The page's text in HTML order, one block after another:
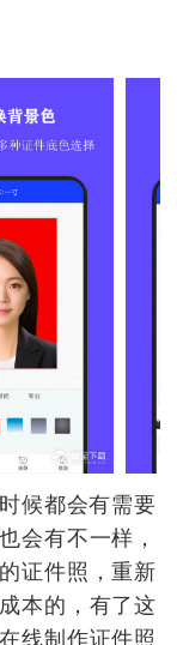
候都会有需要
会有不一样，
证件照，重新
本的，有了这
线制作证件照